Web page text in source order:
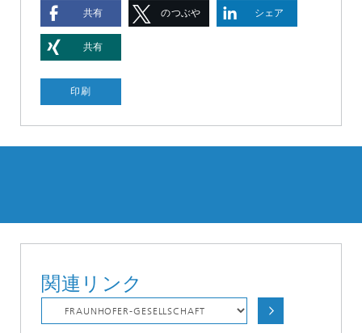
共有 のつぶや シェア
共有
印刷
関連リンク